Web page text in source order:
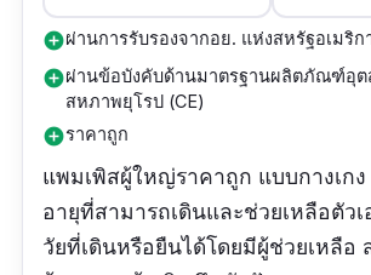
add_circleผ่านการรับรองจากอย. แห่งสหรัฐอเมริก
add_circleผ่านข้อบังคับด้านมาตรฐานผลิตภัณฑ์อุต
สหภาพยุโรป (CE)
add_circleราคาถูก
แพมเพิสผู้ใหญ่ราคาถูก แบบกางเกง
อายุที่สามารถเดินและช่วยเหลือตัวเ
วัยที่เดินหรือยืนได้โดยมีผู้ช่วยเหลือ